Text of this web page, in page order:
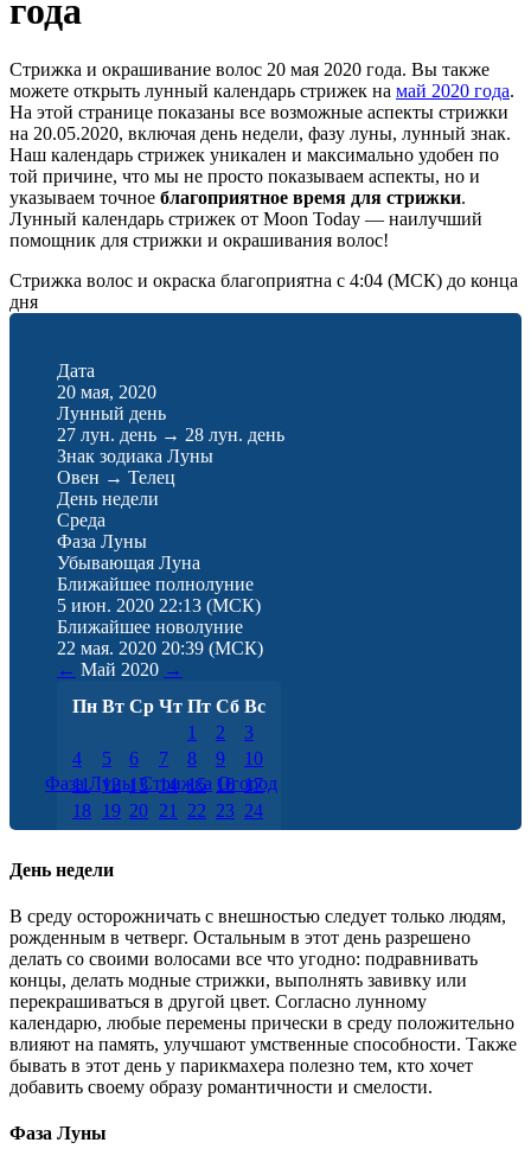
года
Стрижка и окрашивание волос 20 мая 2020 года. Вы также
можете открыть лунный календарь стрижек на май 2020 года.
На этой странице показаны все возможные аспекты стрижки
на 20.05.2020, включая день недели, фазу луны, лунный знак.
Наш календарь стрижек уникален и максимально удобен по
той причине, что мы не просто показываем аспекты, но и
указываем точное благоприятное время для стрижки.
Лунный календарь стрижек от Moon Today — наилучший
помощник для стрижки и окрашивания волос!
Стрижка волос и окраска благоприятна с 4:04 (МСК) до конца
дня
Дата
20 мая, 2020
Лунный день
27 лун. день → 28 лун. день
Знак зодиака Луны
Овен → Телец
День недели
Среда
Фаза Луны
Убывающая Луна
Ближайшее полнолуние
5 июн. 2020 22:13 (МСК)
Ближайшее новолуние
22 мая. 2020 20:39 (МСК)
← Май 2020 →
Пн Вт Ср Чт Пт Сб Вс
1
2
3
4
5 6 7 8 9
10
11 12 13 14 15 16 17
18 19 20 21 22 23 24
25 26 27 28 29 30
31
Фаза Луны Стрижка Огород
День недели
В среду осторожничать с внешностью следует только людям,
рожденным в четверг. Остальным в этот день разрешено
делать со своими волосами все что угодно: подравнивать
концы, делать модные стрижки, выполнять завивку или
перекрашиваться в другой цвет. Согласно лунному
календарю, любые перемены прически в среду положительно
влияют на память, улучшают умственные способности. Также
бывать в этот день у парикмахера полезно тем, кто хочет
добавить своему образу романтичности и смелости.
Фаза Луны